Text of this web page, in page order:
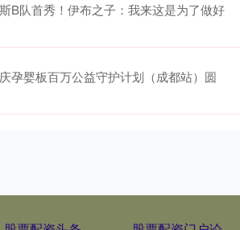
B队首秀！伊布之子：我来这是为了做好
孕婴板百万公益守护计划（成都站）圆